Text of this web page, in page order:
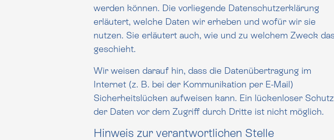
werden können. Die vorliegende Datenschutzerklärung
erläutert, welche Daten wir erheben und wofür wir sie
nutzen. Sie erläutert auch, wie und zu welchem Zweck das
geschieht.
Wir weisen darauf hin, dass die Datenübertragung im
Internet (z. B. bei der Kommunikation per E-Mail)
Sicherheitslücken aufweisen kann. Ein lückenloser Schutz
der Daten vor dem Zugriff durch Dritte ist nicht möglich.
Hinweis zur verantwortlichen Stelle